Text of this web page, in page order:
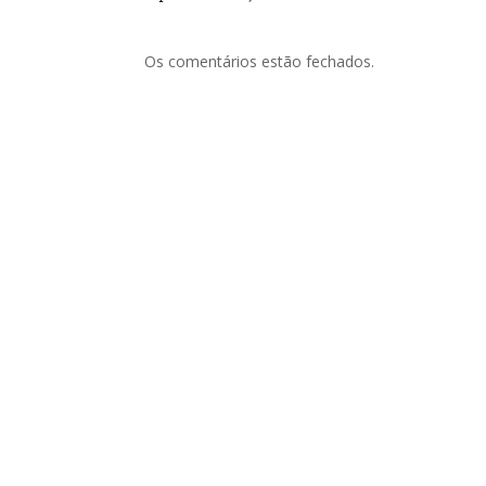
Os comentários estão fechados.